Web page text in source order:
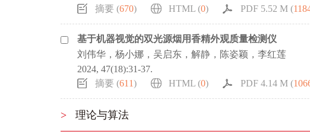
摘要 (670) HTML (0) PDF 5.52 M (
基于机器视觉的双光源烟用香精外观质量检测仪
刘伟华，杨小娜，吴启东，解静，陈姿颖，李红莲
2024, 47(18):31-37.
摘要 (611) HTML (0) PDF 4.14 M (
> 理论与算法